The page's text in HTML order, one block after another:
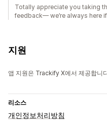
Totally appreciate you taking
feedback— we’re always here
지원
앱 지원은 Trackify X에서 제공합니
리소스
개인정보처리방침